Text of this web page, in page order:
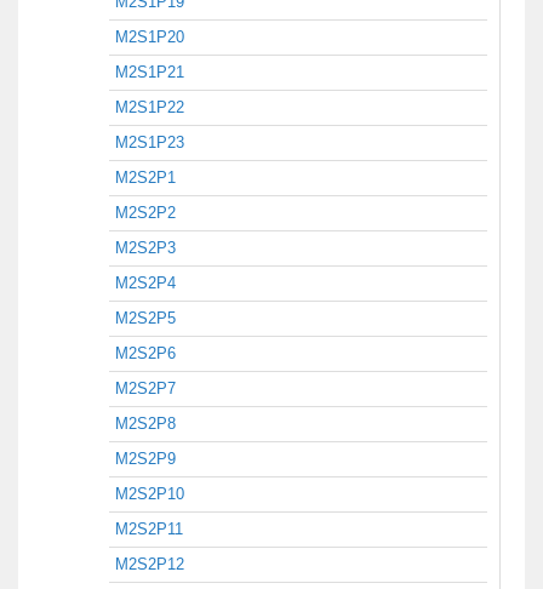
M2S1P20
M2S1P21
M2S1P22
M2S1P23
M2S2P1
M2S2P2
M2S2P3
M2S2P4
M2S2P5
M2S2P6
M2S2P7
M2S2P8
M2S2P9
M2S2P10
M2S2P11
M2S2P12